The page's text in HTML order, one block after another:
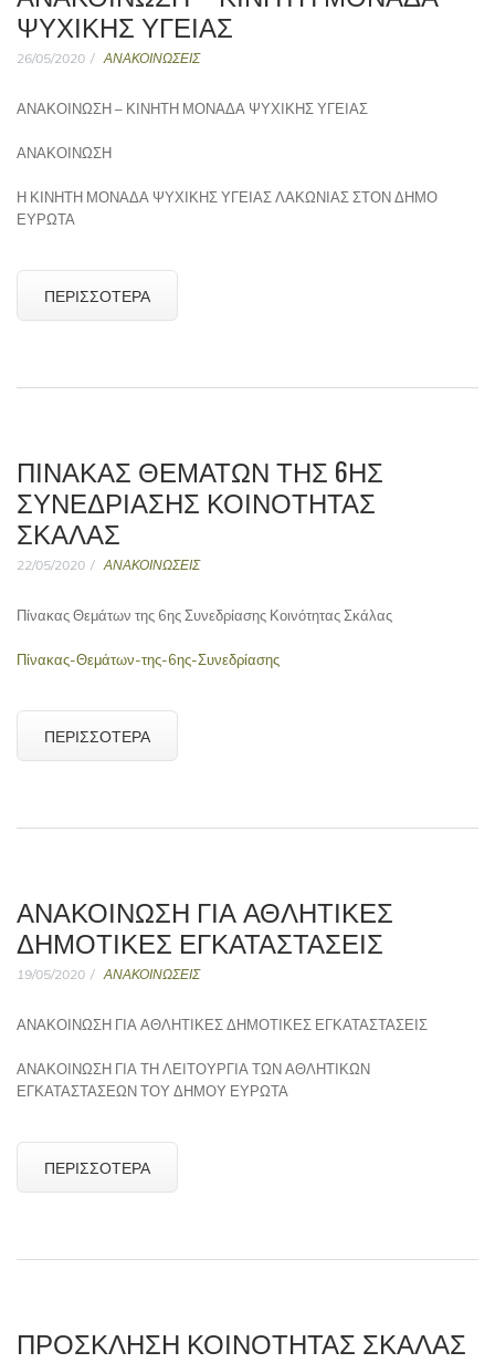
ΨΥΧΙΚΗΣ ΥΓΕΙΑΣ
26/05/2020 ΑΝΑΚΟΙΝΩΣΕΙΣ
ΑΝΑΚΟΙΝΩΣΗ – ΚΙΝΗΤΗ ΜΟΝΑΔΑ ΨΥΧΙΚΗΣ ΥΓΕΙΑΣ
ΑΝΑΚΟΙΝΩΣΗ
Η ΚΙΝΗΤΗ ΜΟΝΑΔΑ ΨΥΧΙΚΗΣ ΥΓΕΙΑΣ ΛΑΚΩΝΙΑΣ ΣΤΟΝ ΔΗΜΟ
ΕΥΡΩΤΑ
ΠΕΡΙΣΣΌΤΕΡΑ
ΠΊΝΑΚΑΣ ΘΕΜΆΤΩΝ ΤΗΣ 6ΗΣ
ΣΥΝΕΔΡΊΑΣΗΣ ΚΟΙΝΌΤΗΤΑΣ
ΣΚΆΛΑΣ
22/05/2020 ΑΝΑΚΟΙΝΩΣΕΙΣ
Πίνακας Θεμάτων της 6ης Συνεδρίασης Κοινότητας Σκάλας
Πίνακας-Θεμάτων-της-6ης-Συνεδρίασης
ΠΕΡΙΣΣΌΤΕΡΑ
ΑΝΑΚΟΙΝΩΣΗ ΓΙΑ ΑΘΛΗΤΙΚΕΣ
ΔΗΜΟΤΙΚΕΣ ΕΓΚΑΤΑΣΤΑΣΕΙΣ
19/05/2020 ΑΝΑΚΟΙΝΩΣΕΙΣ
ΑΝΑΚΟΙΝΩΣΗ ΓΙΑ ΑΘΛΗΤΙΚΕΣ ΔΗΜΟΤΙΚΕΣ ΕΓΚΑΤΑΣΤΑΣΕΙΣ
ΑΝΑΚΟΙΝΩΣΗ ΓΙΑ ΤΗ ΛΕΙΤΟΥΡΓΙΑ ΤΩΝ ΑΘΛΗΤΙΚΩΝ
ΕΓΚΑΤΑΣΤΑΣΕΩΝ ΤΟΥ ΔΗΜΟΥ ΕΥΡΩΤΑ
ΠΕΡΙΣΣΌΤΕΡΑ
ΠΡΌΣΚΛΗΣΗ ΚΟΙΝΌΤΗΤΑΣ ΣΚΆΛΑΣ